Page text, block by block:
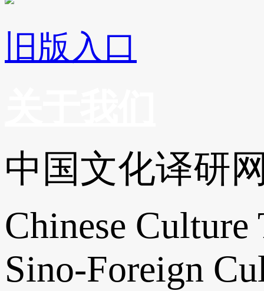
旧版入口
中国文化译研
Chinese
Sino-Foreign